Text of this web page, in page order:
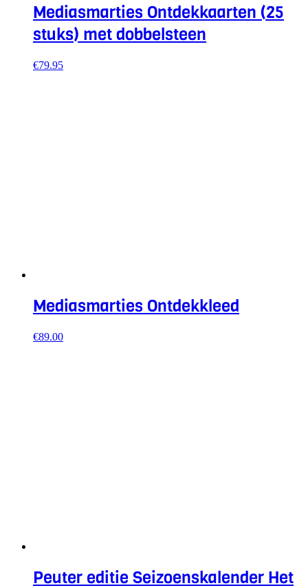
Mediasmarties Ontdekkaarten (25
stuks) met dobbelsteen
€79.95
Mediasmarties Ontdekkleed
€89.00
Peuter editie Seizoenskalender Het